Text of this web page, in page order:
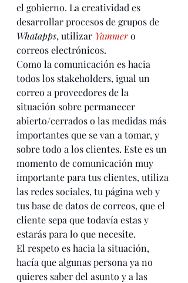
el gobierno. La creatividad es
desarrollar procesos de grupos de
Whatapps, utilizar Yammer o
correos electrónicos.
Como la comunicación es hacia
todos los stakeholders, igual un
correo a proveedores de la
situación sobre permanecer
abierto/cerrados o las medidas más
importantes que se van a tomar, y
sobre todo a los clientes. Este es un
momento de comunicación muy
importante para tus clientes, utiliza
las redes sociales, tu página web y
tus base de datos de correos, que el
cliente sepa que todavía estas y
estarás para lo que necesite.
El respeto es hacia la situación,
hacía que algunas persona ya no
quieres saber del asunto y a las